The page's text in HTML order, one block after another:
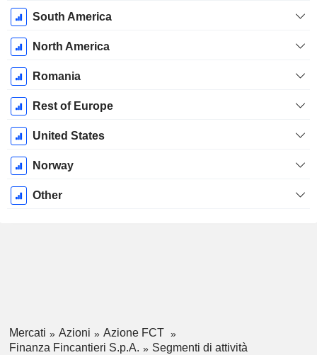
South America
North America
Romania
Rest of Europe
United States
Norway
Other
Mercati Azioni
Azione FCT
Finanza Fincantieri S.p.A.
Segmenti di attività